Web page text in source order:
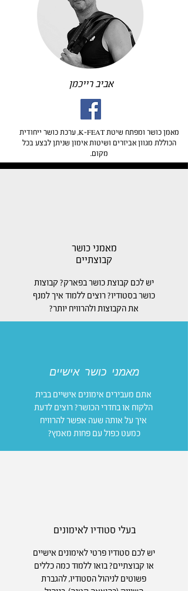
אביב רייכמן
מאמן כושר ומפתח שיטת K-FEAT, ערכת כושר ייחודית
הכוללת מגוון אביזרים ושיטות אימון שניתן לבצע בכל
מקום.
מאמני כושר
קבוצתיים
יש לכם קבוצת כושר בפארק? קבוצות
כושר בסטודיו? רוצים ללמוד איך למנף
את הקבוצות ולהרוויח יותר?
מאמני כושר אישיים
אתם מעבירים אימונים אישיים בבית
הלקוח או בחדרי הכושר? רוצים לדעת
איך על אותה שעה אפשר להרוויח
כמעט כפול עם פחות מאמץ?
בעלי סטודיו לאימונים
יש לכם סטודיו פרטי לאימונים אישיים
או קבוצתיים? בואו ללמוד כמה כללים
פשוטים לניהול הסטודיו, להגברת